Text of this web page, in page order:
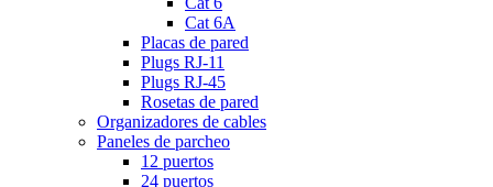
Cat 6A
Placas de pared
Plugs RJ-11
Plugs RJ-45
Rosetas de pared
Organizadores de cables
Paneles de parcheo
12 puertos
24 puertos